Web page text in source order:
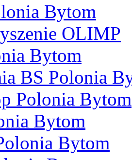
Bytom
OLIMP
Bytom
BS Polonia
Polonia Bytom
Bytom
Bytom